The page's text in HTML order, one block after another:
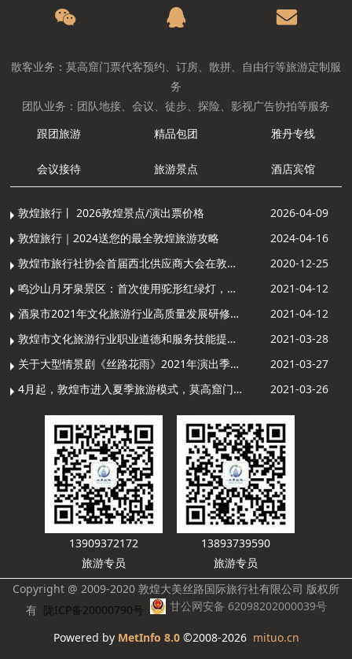
散客业务：莫高窟门票代客预约、订房、散拼、自由行等旅游定制服
务
团队业务：团队地接、会议、徒步、探险、影视广告协拍等服务
跟团旅游
精品包团 雅丹专线
会议接待 旅游景点 酒店宾馆
敦煌旅行丨 2026敦煌景点/演出票价格
2026-04-09
敦煌旅行｜2024送您的最全敦煌旅游攻略
2024-04-16
敦煌市旅行社协会首届西北供应商大会在敦煌召开
2020-12-25
鸣沙山月牙泉景区：首次使用驼形红绿灯，骆驼“看驼灯绿了”走起来
2021-04-12
酒泉市2021年文化旅游行业高质量发展研修提升培训班敦煌分训点开班
2021-04-12
敦煌市文化旅游行业职业道德和服务技能提升导游专项培训成功举办
2021-03-28
关于大型情景剧《丝路花雨》2021年演出季开演的通知
2021-03-27
4月起，敦煌市进入夏季旅游模式，莫高窟门票价格调整
2021-03-26
13909372172
旅游专员
13893739590
旅游专员
Copyright @ 2009-2020 敦煌大美丝路国际旅行社有限公司 版权所
有 陇ICP备20000790号 甘公网安备 62098202000039号
Powered by MetInfo 8.0©2008-2026 mituo.cn